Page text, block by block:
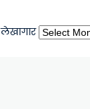
लेखागार